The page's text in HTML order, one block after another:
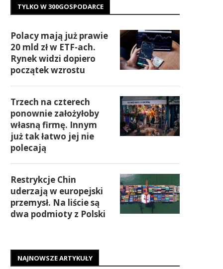
TYLKO W 300GOSPODARCE
Polacy mają już prawie
20 mld zł w ETF-ach.
Rynek widzi dopiero
początek wzrostu
Trzech na czterech
ponownie założyłoby
własną firmę. Innym
już tak łatwo jej nie
polecają
Restrykcje Chin
uderzają w europejski
przemysł. Na liście są
dwa podmioty z Polski
NAJNOWSZE ARTYKUŁY